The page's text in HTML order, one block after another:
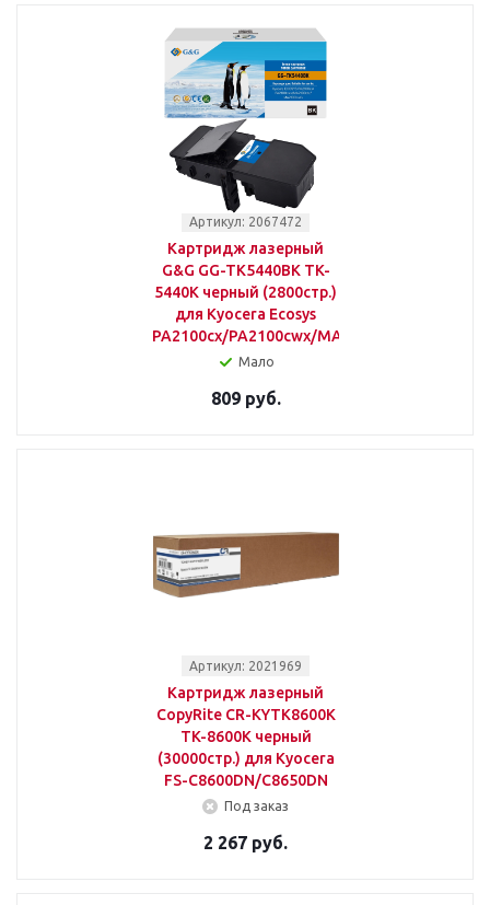
Артикул: 2067472
Картридж лазерный
G&G GG-TK5440BK TK-
5440K черный (2800стр.)
для Kyocera Ecosys
PA2100cx/PA2100cwx/MA2100cfx/
Мало
809 руб.
Артикул: 2021969
Картридж лазерный
CopyRite CR-KYTK8600K
TK-8600K черный
(30000стр.) для Kyocera
FS-C8600DN/C8650DN
Под заказ
2 267 руб.